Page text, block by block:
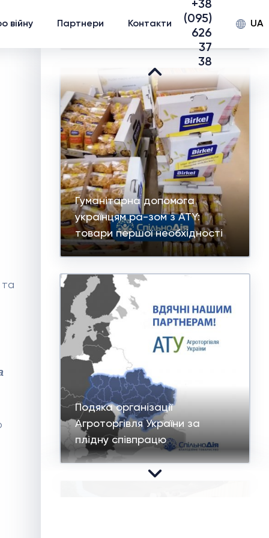
війну Партнери Контакти
+38
(095)
626
37
38
UA
та
переселенців у м.Запоріжжя
Гуманітарна допомога
українцям ра-зом з ATY:
товари першої необхідності
Подяка організації
Агроторгівля України за
плідну співпрацю